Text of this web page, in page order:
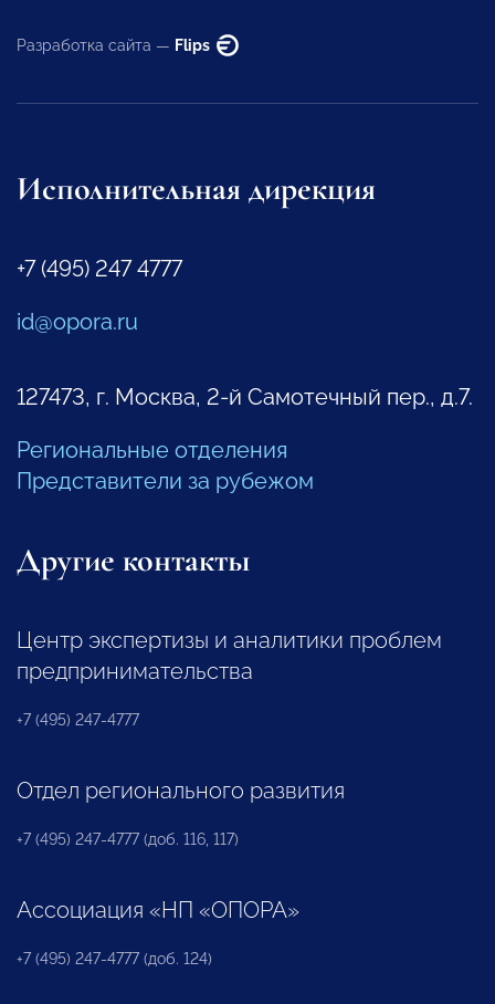
Разработка сайта — Flips
Исполнительная дирекция
+7 (495) 247 4777
id@opora.ru
127473, г. Москва, 2-й Самотечный пер., д.7.
Региональные отделения
Представители за рубежом
Другие контакты
Центр экспертизы и аналитики проблем
предпринимательства
+7 (495) 247-4777
Отдел регионального развития
+7 (495) 247-4777 (доб. 116, 117)
Ассоциация «НП «ОПОРА»
+7 (495) 247-4777 (доб. 124)